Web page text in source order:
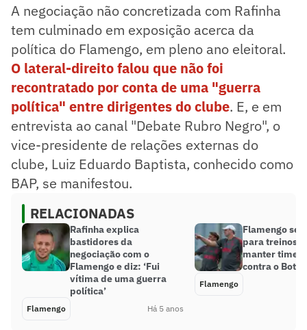
A negociação não concretizada com Rafinha
tem culminado em exposição acerca da
política do Flamengo, em pleno ano eleitoral.
O lateral-direito falou que não foi
recontratado por conta de uma "guerra
política" entre dirigentes do clube. E, e em
entrevista ao canal "Debate Rubro Negro", o
vice-presidente de relações externas do
clube, Luiz Eduardo Baptista, conhecido como
BAP, se manifestou.
RELACIONADAS
Rafinha explica
bastidores da
negociação com o
Flamengo e diz: ‘Fui
vítima de uma guerra
política’
Flamengo Há 5 anos
Flamengo
para treinos
manter time
contra o
Flamengo